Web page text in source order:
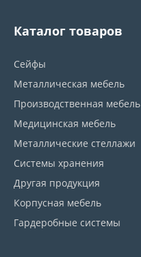
Каталог товаров
Сейфы
Металлическая мебель
Производственная мебель
Медицинская мебель
Металлические стеллажи
Системы хранения
Другая продукция
Корпусная мебель
Гардеробные системы